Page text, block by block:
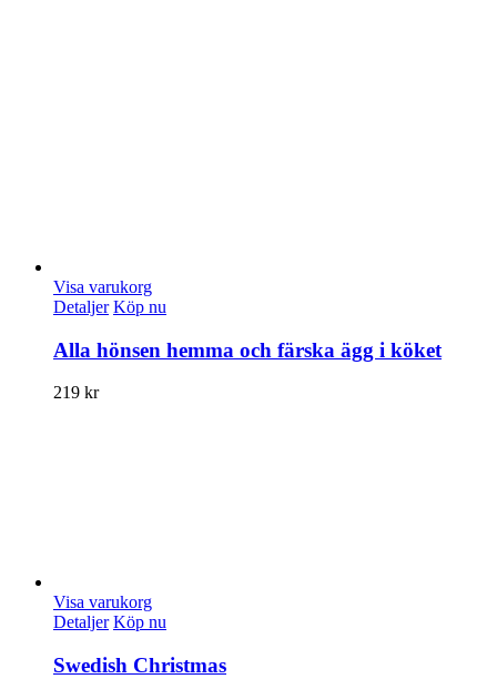
Visa varukorg
Detaljer Köp nu
Alla hönsen hemma och färska ägg i köket
219 kr
Visa varukorg
Detaljer Köp nu
Swedish Christmas